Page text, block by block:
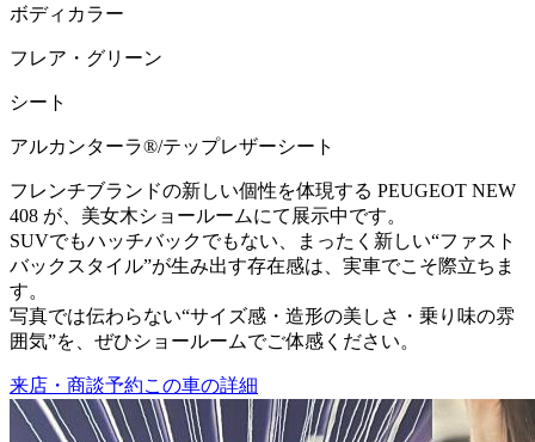
ボディカラー
フレア・グリーン
シート
アルカンターラ®/テップレザーシート
フレンチブランドの新しい個性を体現する PEUGEOT NEW
408 が、美女木ショールームにて展示中です。
SUVでもハッチバックでもない、まったく新しい“ファスト
バックスタイル”が生み出す存在感は、実車でこそ際立ちま
す。
写真では伝わらない“サイズ感・造形の美しさ・乗り味の雰
囲気”を、ぜひショールームでご体感ください。
来店・商談予約この車の詳細